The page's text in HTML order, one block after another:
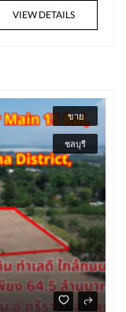
VIEW DETAILS
ขาย
ชลบุรี